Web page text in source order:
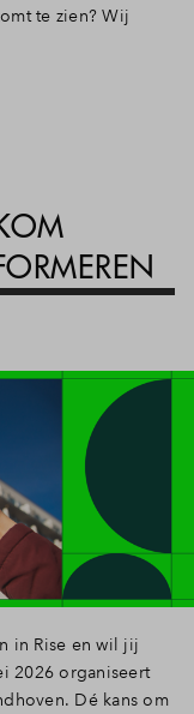
te zien? Wij
in Rise en wil jij
2026 organiseert
Dé kans om